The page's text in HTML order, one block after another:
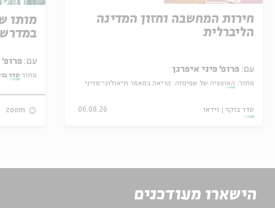
חירות המחשבה וחזון המדינה
הליברלית
עם: פרופ' פיני איפרגן
מתוך: האופציה של שפינוזה: קריאה במאמר תיאולוגי־מדיני
סדר בוקר וידאו 06.08.26
מותו
עם: פרופ' אביגדור שנאן
מתוך:סדר
zoom
הישארו מעודכנים